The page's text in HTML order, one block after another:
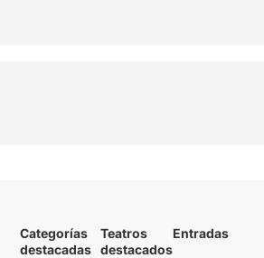
Categorías
destacadas
Teatros
destacados
Entradas